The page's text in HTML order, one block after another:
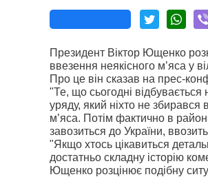
Президент Віктор Ющенко
ввезення неякісного м’яса у
Про це він сказав на прес-
"Те, що сьогодні
уряду, який ніхто не
м’яса. Потім фактично в
завозиться до України,
"Якщо хтось цікавиться
достатньо складну історію
Ющенко розцінює подібну